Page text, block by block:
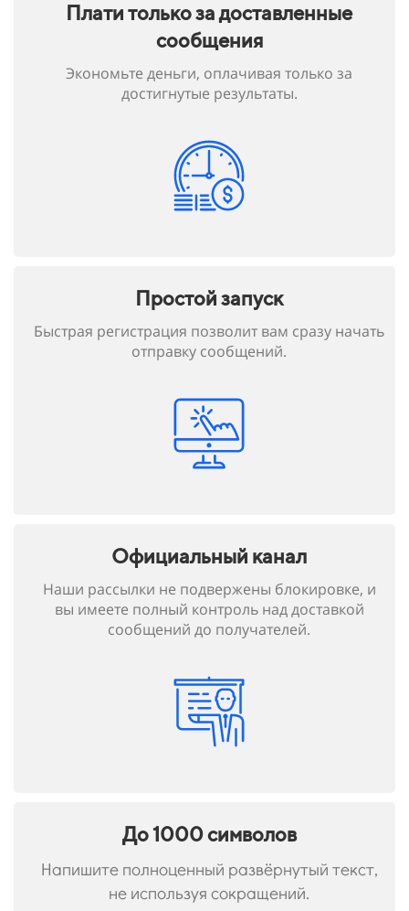
Плати только за доставленные
сообщения
Экономьте деньги, оплачивая только за
достигнутые результаты.
Простой запуск
Быстрая регистрация позволит вам сразу начать
отправку сообщений.
Официальный канал
Наши рассылки не подвержены блокировке, и
вы имеете полный контроль над доставкой
сообщений до получателей.
До 1000 символов
Напишите полноценный развёрнутый текст,
не используя сокращений.